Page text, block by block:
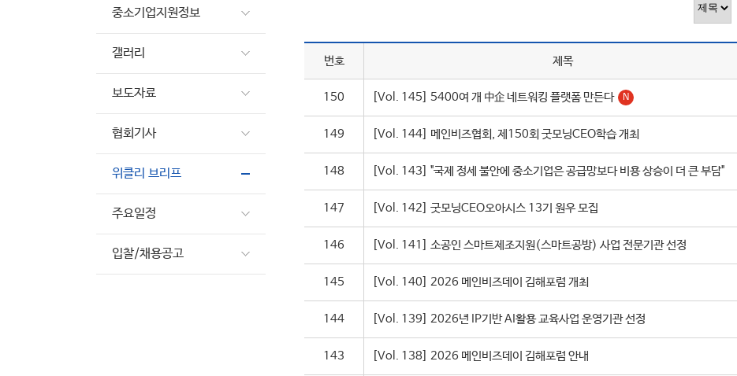
중소기업지원정보
갤러리
보도자료
협회기사
위클리 브리프
주요일정
입찰/채용공고
번호 제목
150 [Vol. 145] 5400여 개 中企 네트워킹 플랫폼 만든다 N
149 [Vol. 144] 메인비즈협회, 제150회 굿모닝CEO학습 개최
148 [Vol. 143] "국제 정세 불안에 중소기업은 공급망보다 비용 상승이 더 큰 부담"
147 [Vol. 142] 굿모닝CEO오아시스 13기 원우 모집
146 [Vol. 141] 소공인 스마트제조지원(스마트공방) 사업 전문기관 선정
145 [Vol. 140] 2026 메인비즈데이 김해포럼 개최
144 [Vol. 139] 2026년 IP기반 AI활용 교육사업 운영기관 선정
143 [Vol. 138] 2026 메인비즈데이 김해포럼 안내